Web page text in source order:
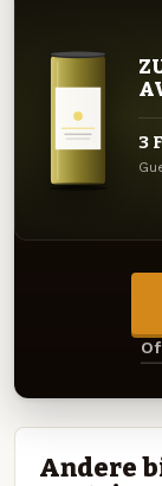
3
Andere